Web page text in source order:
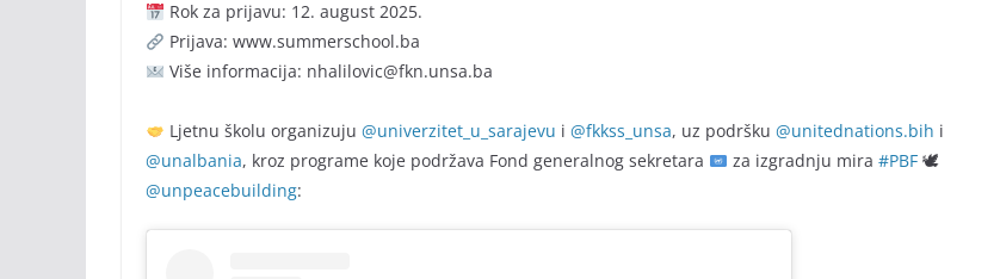
Rok za prijavu: 12. august 2025.
Prijava: www.summerschool.ba
Više informacija: nhalilovic@fkn.unsa.ba
Ljetnu školu organizuju @univerzitet_u_sarajevu i @fkkss_unsa, uz podršku @unitednations.bih i
@unalbania, kroz programe koje podržava Fond generalnog sekretara za izgradnju mira #PBF🕊
@unpeacebuilding: